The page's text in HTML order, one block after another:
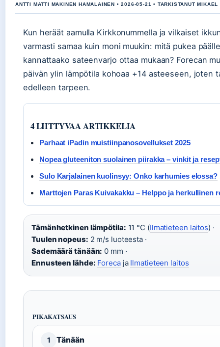
ANTTI MATTI MAKINEN HAMALAINEN • 2026-05-21 • TARKISTANUT MIKAEL
Kun heräät aamulla Kirkkonummella ja vilkaiset
varmasti samaa kuin moni muukin: mitä pukea
kannattaako sateenvarjo ottaa mukaan? Forecan
päivän ylin lämpötila kohoaa +14 asteeseen, joten
edelleen tarpeen.
4 LIITTYVAA ARTIKKELIA
Parhaat iPadin muistiinpanosovellukset 2025
Nopea gluteeniton suolainen piirakka – vinkit ja
Sulo Karjalainen kuolinsyy: Onko karhumies elossa?
Marttojen Paras Kuivakakku – Helppo ja herkullinen
Tämänhetkinen lämpötila: 11 °C (Ilmatieteen laitos) ·
Tuulen nopeus: 2 m/s luoteesta ·
Sademäärä tänään: 0 mm ·
Ennusteen lähde: Forecaja Ilmatieteen laitos
PIKAKATSAUS
1 Tänään